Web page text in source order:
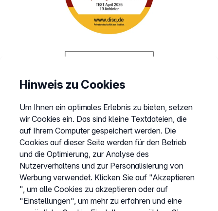
Hinweis zu Cookies
Um Ihnen ein optimales Erlebnis zu bieten, setzen
wir Cookies ein. Das sind kleine Textdateien, die
auf Ihrem Computer gespeichert werden. Die
Cookies auf dieser Seite werden für den Betrieb
und die Optimierung, zur Analyse des
Nutzerverhaltens und zur Personalisierung von
Werbung verwendet. Klicken Sie auf "Akzeptieren
", um alle Cookies zu akzeptieren oder auf
"Einstellungen", um mehr zu erfahren und eine